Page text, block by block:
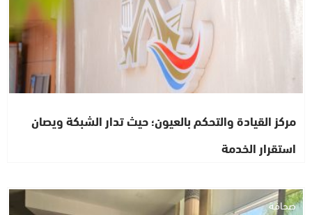
مركز القيادة والتحكم بالعيون؛ حيث تدار الشبكة ويصان
استقرار الخدمة
صحافة